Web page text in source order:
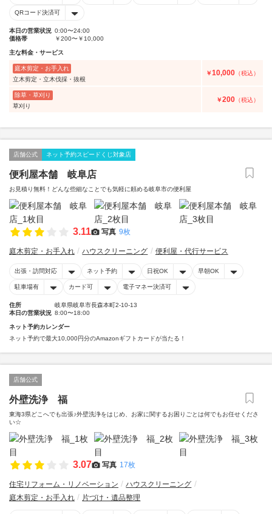
QRコード決済可
本日の営業状況 0:00〜24:00
価格帯
￥200〜￥10,000
主な料金・サービス
庭木剪定・お手入れ
立木剪定・立木伐採・抜根
￥10,000 （税込）
除草・草刈り
草刈り
￥200 （税込）
店舗公式 ネット予約スピードくじ対象店
便利屋本舗 岐阜店
お見積り無料！どんな些細なことでも気軽に頼める岐阜市の便利屋
3.11 写真 9枚
庭木剪定・お手入れ ハウスクリーニング 便利屋・代行サービス
出張・訪問対応 ネット予約 日祝OK 早朝OK
駐車場有 カード可 電子マネー決済可
住所
岐阜県岐阜市長森本町2-10-13
本日の営業状況 8:00〜18:00
ネット予約カレンダー
ネット予約で最大10,000円分のAmazonギフトカードが当たる！
店舗公式
外壁洗浄 福
東海3県どこへでも出張♪外壁洗浄をはじめ、お家に関するお困りごとは何でもお任せくださ
い☆
3.07 写真 17枚
住宅リフォーム・リノベーション
ハウスクリーニング
庭木剪定・お手入れ
片づけ・遺品整理